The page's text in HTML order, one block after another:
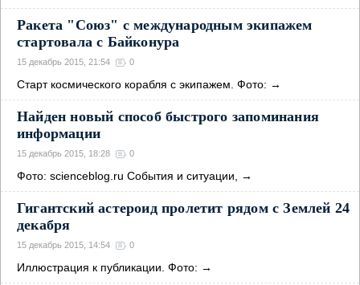
Ракета "Союз" с международным экипажем
стартовала с Байконура
15 декабрь 2015, 21:54 0
Старт космического корабля с экипажем. Фото: →
Найден новый способ быстрого запоминания
информации
15 декабрь 2015, 18:28 0
Фото: scienceblog.ru События и ситуации, →
Гигантский астероид пролетит рядом с Землей 24
декабря
15 декабрь 2015, 14:54 0
Иллюстрация к публикации. Фото: →